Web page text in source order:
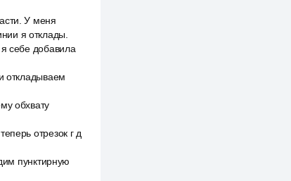
У меня
я отклады.
себе добавила
откладываем
обхвату
отрезок г д
пунктирную